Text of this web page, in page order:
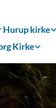
kirke
Kirke